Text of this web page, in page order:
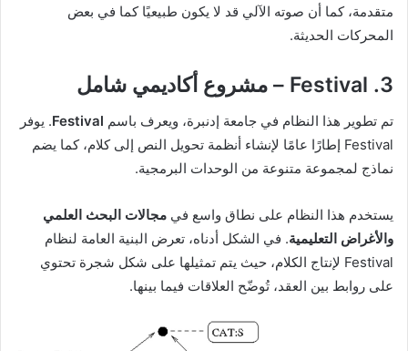
متقدمة، كما أن صوته الآلي قد لا يكون طبيعيًا كما في بعض
المحركات الحديثة.
3. Festival – مشروع أكاديمي شامل
تم تطوير هذا النظام في جامعة إدنبرة، ويعرف باسم Festival. يوفر
Festival إطارًا عامًا لإنشاء أنظمة تحويل النص إلى كلام، كما يضم
نماذج لمجموعة متنوعة من الوحدات البرمجية.
يستخدم هذا النظام على نطاق واسع في مجالات البحث العلمي
والأغراض التعليمية. في الشكل أدناه، تعرض البنية العامة لنظام
Festival لإنتاج الكلام، حيث يتم تمثيلها على شكل شجرة تحتوي
على روابط بين العقد، تُوضّح العلاقات فيما بينها.